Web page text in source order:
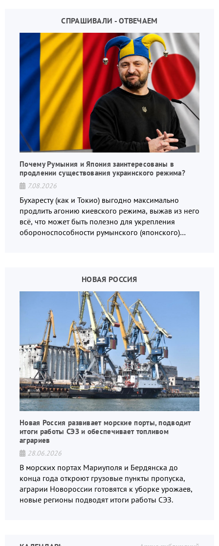
СПРАШИВАЛИ - ОТВЕЧАЕМ
Почему Румыния и Япония заинтересованы в
продлении существования украинского режима?
7.08.2026
Бухаресту (как и Токио) выгодно максимально
продлить агонию киевского режима, выжав из него
всё, что может быть полезно для укрепления
обороноспособности румынского (японского)
НОВАЯ РОССИЯ
Новая Россия развивает морские порты, подводит
итоги работы СЭЗ и обеспечивает топливом
аграриев
28.06.2026
В морских портах Мариуполя и Бердянска до
конца года откроют грузовые пункты пропуска,
аграрии Новороссии готовятся к уборке урожаев,
новые регионы подводят итоги работы СЭЗ.